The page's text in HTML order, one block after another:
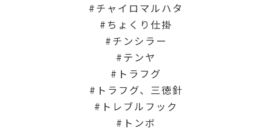
チャイロマルハタ
ちょくり仕掛
チンシラー
テンヤ
トラフグ
トラフグ、三徳針
トレブルフック
トンボ